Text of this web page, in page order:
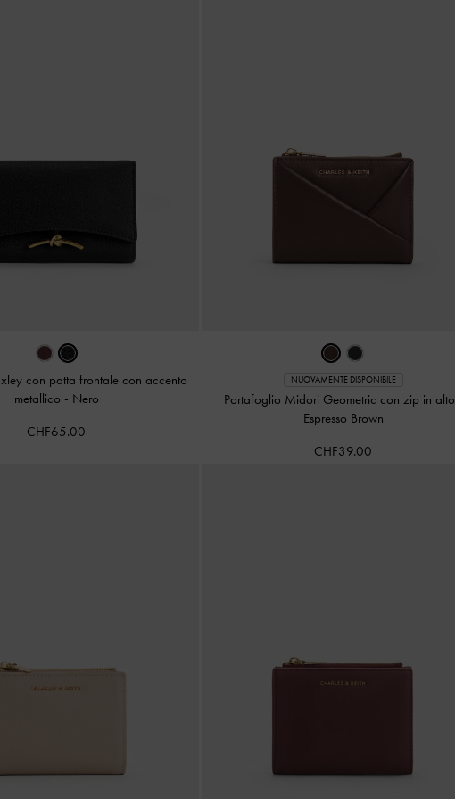
con patta frontale con accento
metallico - Nero
CHF65.00
NUOVAMENTE DISPONIBILE
Portafoglio Midori Geometric con zip in alto
Espresso Brown
CHF39.00